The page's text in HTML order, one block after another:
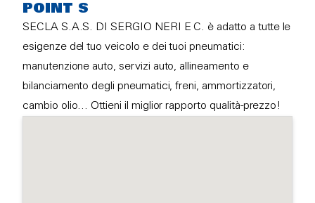
POINT S
SECLA S.A.S. DI SERGIO NERI E C. è adatto a tutte le
esigenze del tuo veicolo e dei tuoi pneumatici:
manutenzione auto, servizi auto, allineamento e
bilanciamento degli pneumatici, freni, ammortizzatori,
cambio olio… Ottieni il miglior rapporto qualità-prezzo!